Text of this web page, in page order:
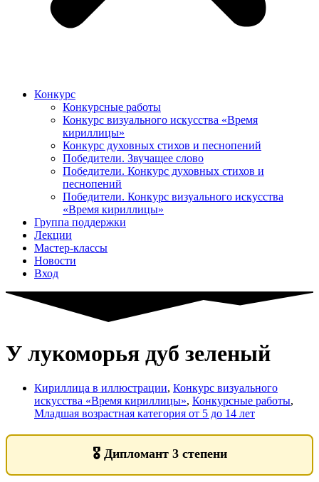
Конкурс
Конкурсные работы
Конкурс визуального искусства «Время
кириллицы»
Конкурс духовных стихов и песнопений
Победители. Звучащее слово
Победители. Конкурс духовных стихов и
песнопений
Победители. Конкурс визуального искусства
«Время кириллицы»
Группа поддержки
Лекции
Мастер-классы
Новости
Вход
У лукоморья дуб зеленый
Кириллица в иллюстрации, Конкурс визуального
искусства «Время кириллицы», Конкурсные работы,
Младшая возрастная категория от 5 до 14 лет
🎖️ Дипломант 3 степени